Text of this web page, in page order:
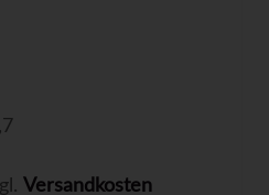
Versandkosten